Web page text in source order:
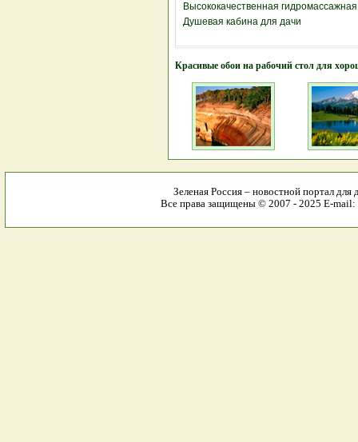
Высококачественная
Душевая кабина для дачи
Красивые обои на рабочий стол для
Зеленая Россия – новостной портал для
Все права защищены © 2007 - 2025 E-mail: